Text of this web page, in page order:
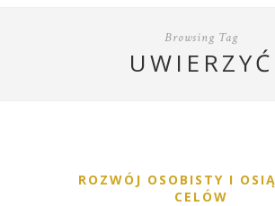
Browsing Tag
UWIERZYĆ
ROZWÓJ OSOBISTY I
CELÓW